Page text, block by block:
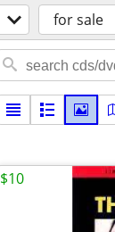
for sale
$10